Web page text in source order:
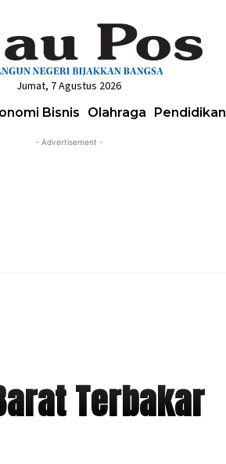
Jumat, 7 Agustus 2026
Bisnis Olahraga Pendidikan
- Advertisement -
Terbakar